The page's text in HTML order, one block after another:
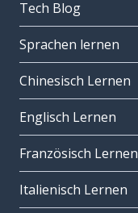
Tech Blog
Sprachen lernen
Chinesisch Lernen
Englisch Lernen
Französisch Lernen
Italienisch Lernen